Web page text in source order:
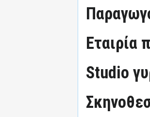
Εταιρία
Studio